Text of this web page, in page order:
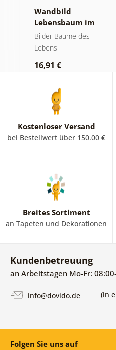
Wandbild
Lebensbaum im
bunten
Glasfenster
Bilder Bäume des
Lebens
16,91 €
Kostenloser Versand
bei Bestellwert über 150.00 €
Breites Sortiment
an Tapeten und Dekorationen
Kundenbetreuung
an Arbeitstagen Mo-Fr:
info@dovido.de (in
Folgen Sie uns auf